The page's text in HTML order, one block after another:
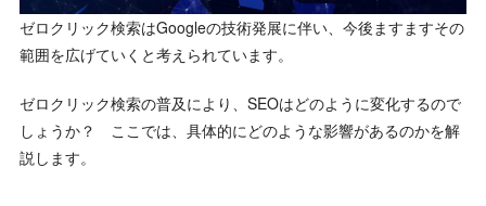
ゼロクリック検索はGoogleの技術発展に伴い、今後ますますその
範囲を広げていくと考えられています。
ゼロクリック検索の普及により、SEOはどのように変化するので
しょうか？ ここでは、具体的にどのような影響があるのかを解
説します。